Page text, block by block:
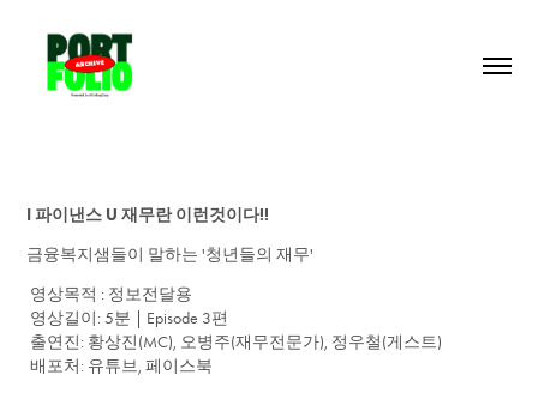
I 파이낸스 U 재무란 이런것이다!!
금융복지샘들이 말하는 '청년들의 재무'
영상목적 : 정보전달용
영상길이: 5분 | Episode 3편
출연진: 황상진(MC), 오병주(재무전문가), 정우철(게스트)
배포처: 유튜브, 페이스북